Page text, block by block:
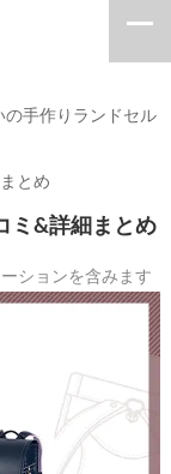
手作りランドセル
とめ
ミ&詳細まとめ
ションを含みます